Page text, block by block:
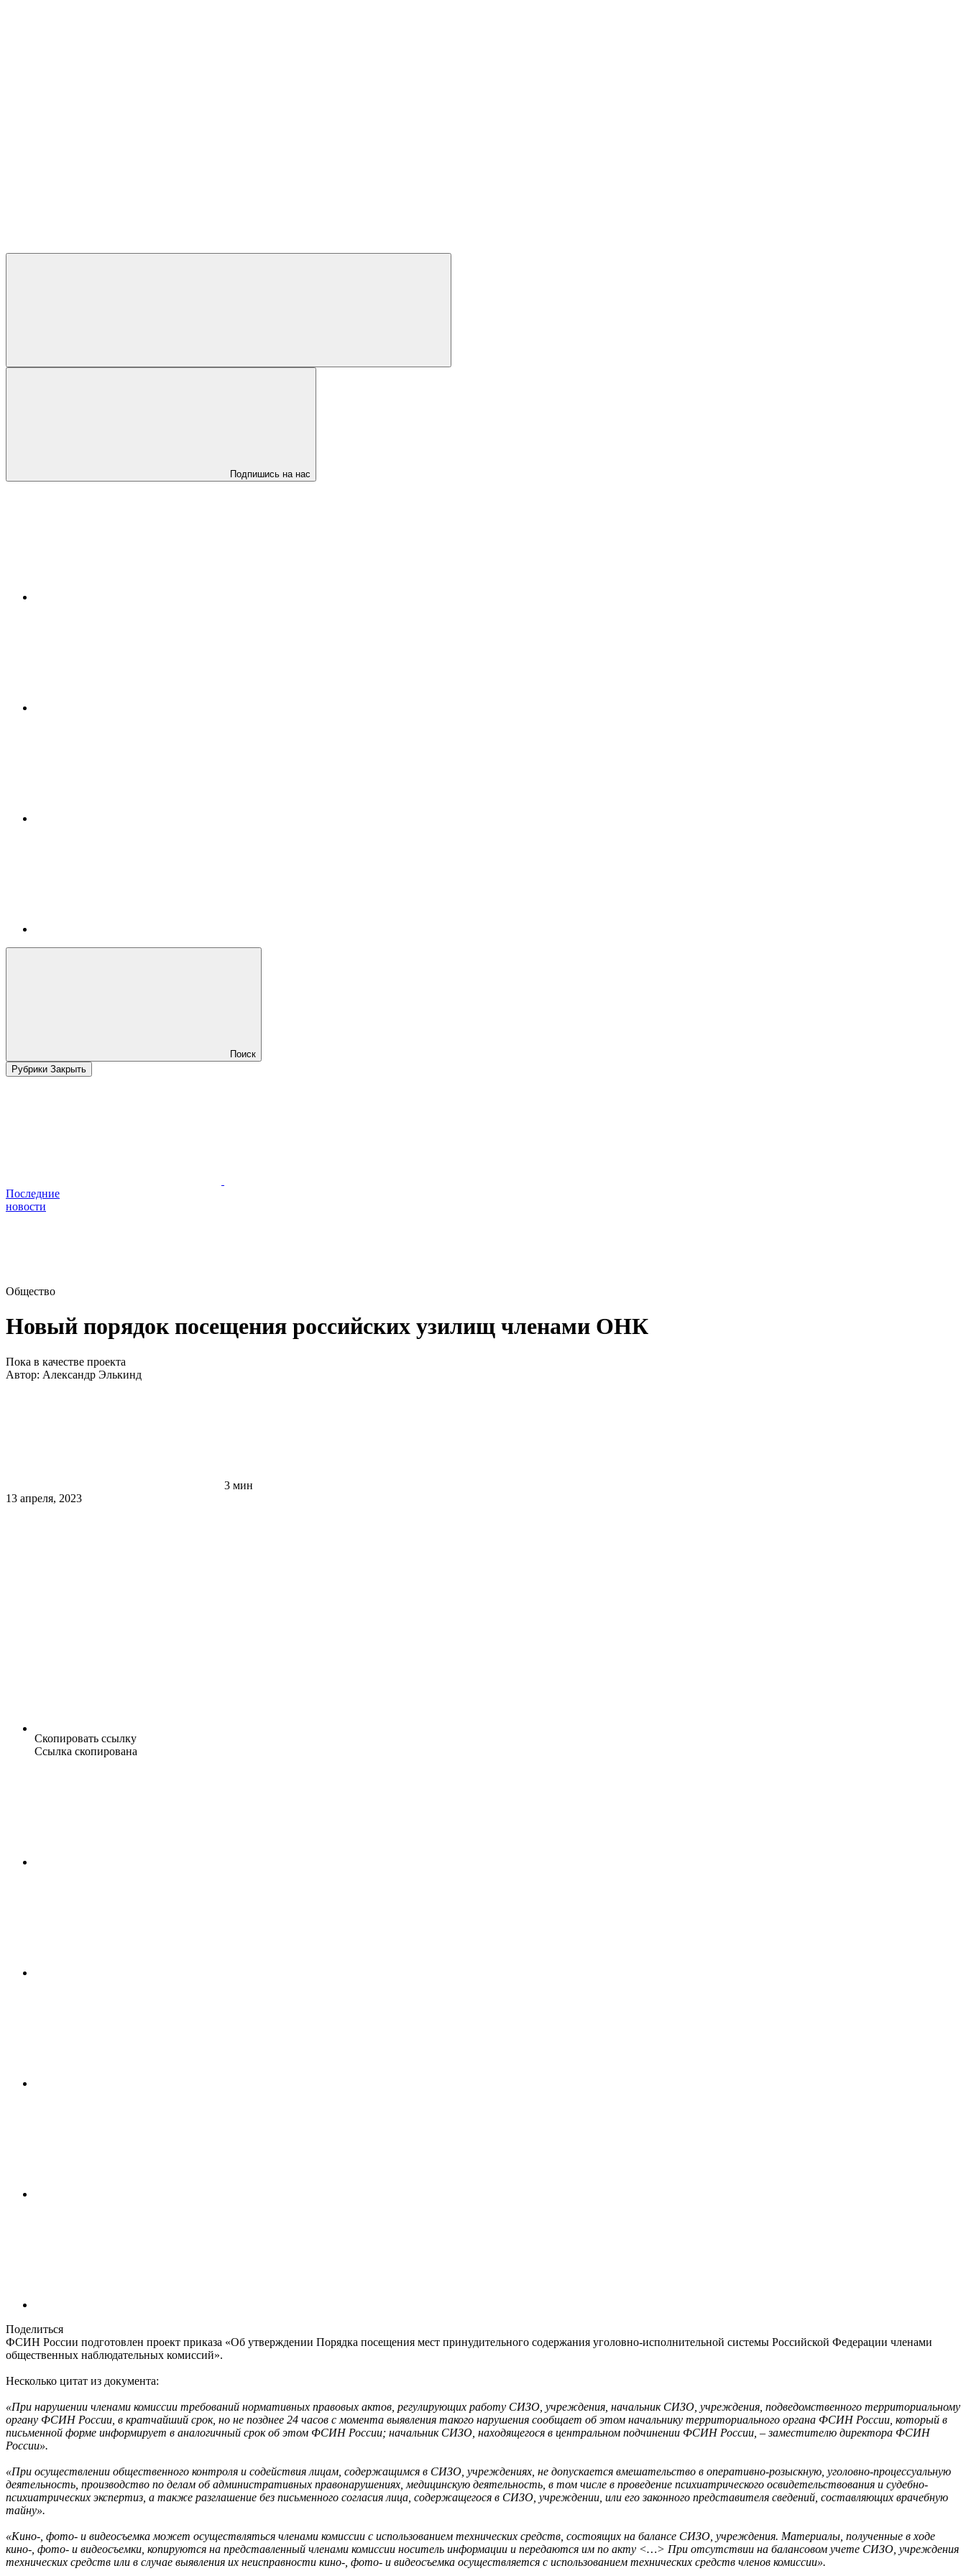
Подпишись на нас
Поиск
Рубрики Закрыть
Последние
новости
Общество
Новый порядок посещения российских узилищ членами ОНК
Пока в качестве проекта
Автор: Александр Элькинд
3 мин
13 апреля, 2023
Скопировать ссылку
Ссылка скопирована
Поделиться
ФСИН России подготовлен проект приказа «Об утверждении Порядка посещения мест принудительного содержания уголовно-исполнительной системы Российской Федерации членами
общественных наблюдательных комиссий».
Несколько цитат из документа:
«При нарушении членами комиссии требований нормативных правовых актов, регулирующих работу СИЗО, учреждения, начальник СИЗО, учреждения, подведомственного территориальному
органу ФСИН России, в кратчайший срок, но не позднее 24 часов с момента выявления такого нарушения сообщает об этом начальнику территориального органа ФСИН России, который в
письменной форме информирует в аналогичный срок об этом ФСИН России; начальник СИЗО, находящегося в центральном подчинении ФСИН России, – заместителю директора ФСИН
России».
«При осуществлении общественного контроля и содействия лицам, содержащимся в СИЗО, учреждениях, не допускается вмешательство в оперативно-розыскную, уголовно-процессуальную
деятельность, производство по делам об административных правонарушениях, медицинскую деятельность, в том числе в проведение психиатрического освидетельствования и судебно-
психиатрических экспертиз, а также разглашение без письменного согласия лица, содержащегося в СИЗО, учреждении, или его законного представителя сведений, составляющих врачебную
тайну».
«Кино-, фото- и видеосъемка может осуществляться членами комиссии с использованием технических средств, состоящих на балансе СИЗО, учреждения. Материалы, полученные в ходе
кино-, фото- и видеосъемки, копируются на представленный членами комиссии носитель информации и передаются им по акту <…> При отсутствии на балансовом учете СИЗО, учреждения
технических средств или в случае выявления их неисправности кино-, фото- и видеосъемка осуществляется с использованием технических средств членов комиссии».